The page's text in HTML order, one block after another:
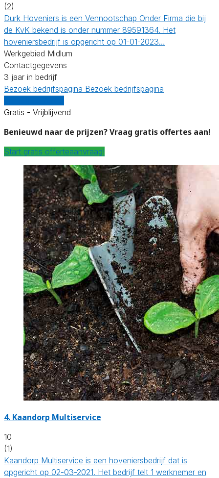
(2)
Durk Hoveniers is een Vennootschap Onder Firma die bij
de KvK bekend is onder nummer 89591364. Het
hoveniersbedrijf is opgericht op 01-01-2023…
Werkgebied Midlum
Contactgegevens
3 jaar in bedrijf
Bezoek bedrijfspagina Bezoek bedrijfspagina
Gratis - Vrijblijvend
Benieuwd naar de prijzen? Vraag gratis offertes aan!
Start gratis offerteaanvraag!
4. Kaandorp Multiservice
10
(1)
Kaandorp Multiservice is een hoveniersbedrijf dat is
opgericht op 02-03-2021. Het bedrijf telt 1 werknemer en